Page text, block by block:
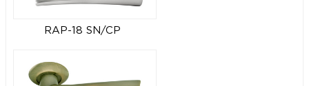
RAP-18 SN/CP